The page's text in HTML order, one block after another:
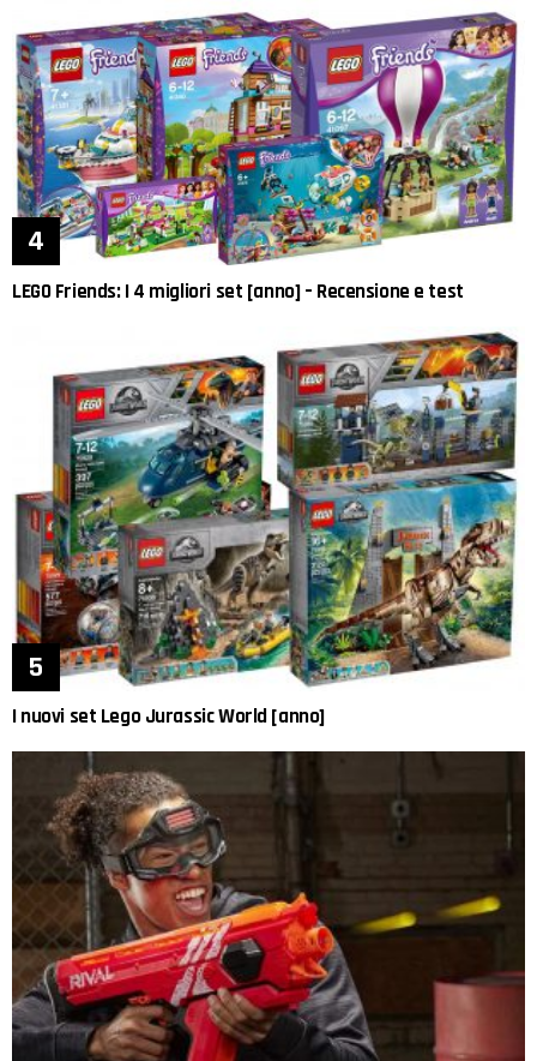
LEGO Friends: I 4 migliori set [anno] – Recensione e test
I nuovi set Lego Jurassic World [anno]